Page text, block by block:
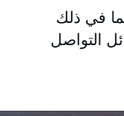
في ذلك
التواصل